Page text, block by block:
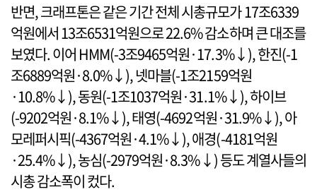
반면, 크래프톤은 같은 기간 전체 시총규모가 17조6339
억원에서 13조6531억원으로 22.6% 감소하며 큰 대조를
보였다. 이어 HMM(-3조9465억원·17.3%↓), 한진(-1
조6889억원·8.0%↓), 넷마블(-1조2159억원
·10.8%↓), 동원(-1조1037억원·31.1%↓), 하이브
(-9202억원·8.1%↓), 태영(-4692억원·31.9%↓), 아
모레퍼시픽(-4367억원·4.1%↓), 애경(-4181억원
·25.4%↓), 농심(-2979억원·8.3%↓) 등도 계열사들의
시총 감소폭이 컸다.